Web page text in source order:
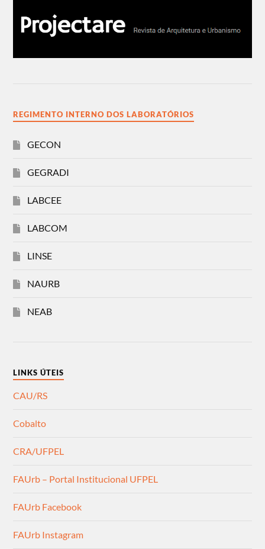
REGIMENTO INTERNO DOS LABORATÓRIOS
GECON
GEGRADI
LABCEE
LABCOM
LINSE
NAURB
NEAB
LINKS ÚTEIS
CAU/RS
Cobalto
CRA/UFPEL
FAUrb – Portal Institucional UFPEL
FAUrb Facebook
FAUrb Instagram